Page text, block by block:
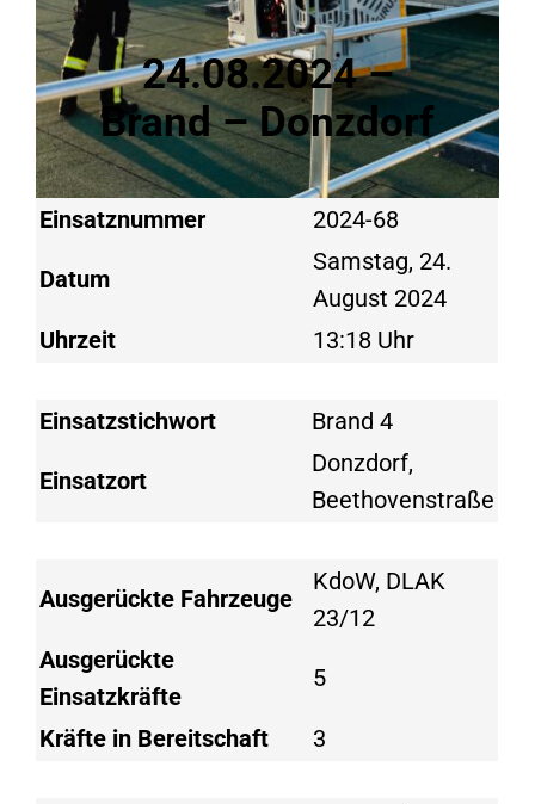
24.08.2024 –
Brand – Donzdorf
Einsatznummer 2024-68
Datum
Samstag, 24.
August 2024
Uhrzeit
13:18 Uhr
Einsatzstichwort Brand 4
Einsatzort
Donzdorf,
Beethovenstraße
Ausgerückte Fahrzeuge
KdoW, DLAK
23/12
Ausgerückte
Einsatzkräfte
5
Kräfte in Bereitschaft 3